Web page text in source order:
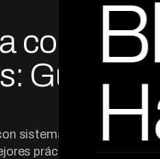
con
Guía
sistemas legacy
prácticas.